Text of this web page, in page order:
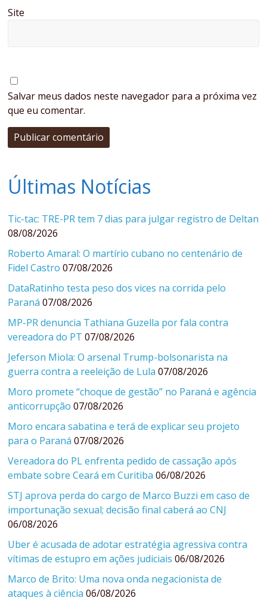
Site
Salvar meus dados neste navegador para a próxima vez
que eu comentar.
Últimas Notícias
Tic-tac: TRE-PR tem 7 dias para julgar registro de Deltan
08/08/2026
Roberto Amaral: O martírio cubano no centenário de
Fidel Castro 07/08/2026
DataRatinho testa peso dos vices na corrida pelo
Paraná 07/08/2026
MP-PR denuncia Tathiana Guzella por fala contra
vereadora do PT 07/08/2026
Jeferson Miola: O arsenal Trump-bolsonarista na
guerra contra a reeleição de Lula 07/08/2026
Moro promete “choque de gestão” no Paraná e agência
anticorrupção 07/08/2026
Moro encara sabatina e terá de explicar seu projeto
para o Paraná 07/08/2026
Vereadora do PL enfrenta pedido de cassação após
embate sobre Ceará em Curitiba 06/08/2026
STJ aprova perda do cargo de Marco Buzzi em caso de
importunação sexual; decisão final caberá ao CNJ
06/08/2026
Uber é acusada de adotar estratégia agressiva contra
vítimas de estupro em ações judiciais 06/08/2026
Marco de Brito: Uma nova onda negacionista de
ataques à ciência 06/08/2026